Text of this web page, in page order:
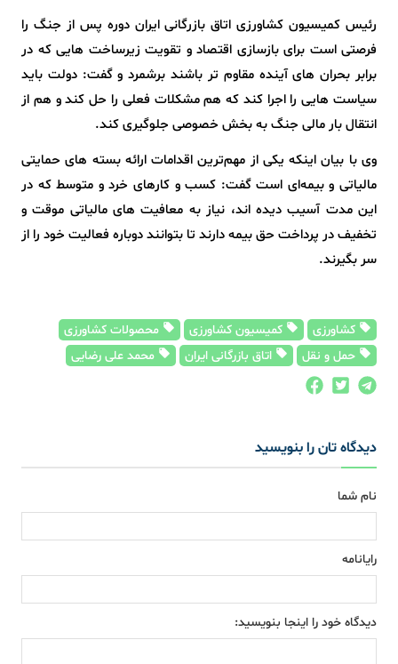
رئیس کمیسیون کشاورزی اتاق بازرگانی ایران دوره پس از جنگ را
فرصتی است برای بازسازی اقتصاد و تقویت زیرساخت‌ هایی که در
برابر بحران‌ های آینده مقاوم‌ تر باشند برشمرد و گفت: دولت باید
سیاست‌ هایی را اجرا کند که هم مشکلات فعلی را حل کند و هم از
انتقال بار مالی جنگ به بخش خصوصی جلوگیری کند.
وی با بیان اینکه یکی از مهم‌ترین اقدامات ارائه بسته‌ های حمایتی
مالیاتی و بیمه‌ای است گفت: کسب‌ و کارهای خرد و متوسط که در
این مدت آسیب دیده‌ اند، نیاز به معافیت‌ های مالیاتی موقت و
تخفیف در پرداخت حق بیمه دارند تا بتوانند دوباره فعالیت خود را از
سر بگیرند.
کشاورزی کمیسیون کشاورزی
محصولات کشاورزی
حمل و نقل
اتاق بازرگانی ایران محمد علی رضایی
دیدگاه تان را بنویسید
نام شما
رایانامه
دیدگاه خود را اینجا بنویسید: